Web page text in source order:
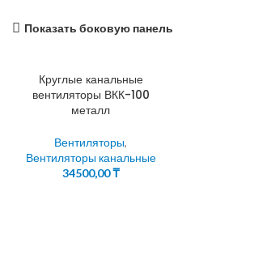
Показать боковую панель
Круглые канальные
вентиляторы ВКК-100
металл
Вентиляторы,
Вентиляторы канальные
34500,00₸